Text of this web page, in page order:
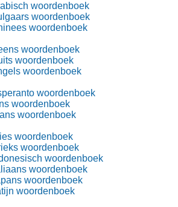
woordenboek
woordenboek
woordenboek
woordenboek
woordenboek
woordenboek
woordenboek
woordenboek
woordenboek
woordenboek
woordenboek
woordenboek
woordenboek
woordenboek
woordenboek